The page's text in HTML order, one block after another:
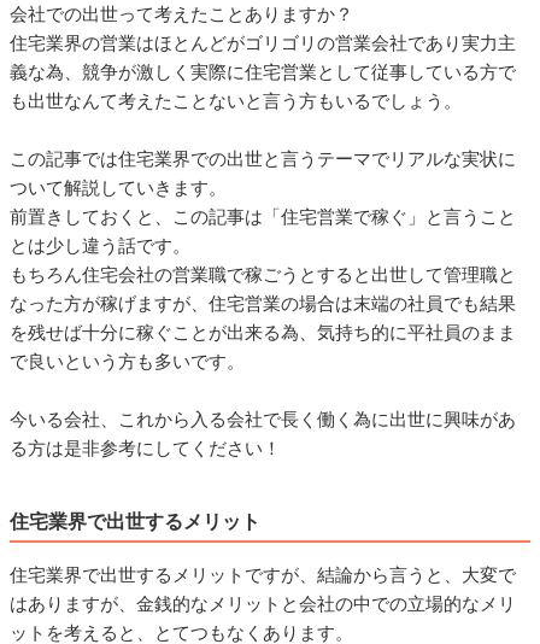
会社での出世って考えたことありますか？
住宅業界の営業はほとんどがゴリゴリの営業会社であり実力主
義な為、競争が激しく実際に住宅営業として従事している方で
も出世なんて考えたことないと言う方もいるでしょう。
この記事では住宅業界での出世と言うテーマでリアルな実状に
ついて解説していきます。
前置きしておくと、この記事は「住宅営業で稼ぐ」と言うこと
とは少し違う話です。
もちろん住宅会社の営業職で稼ごうとすると出世して管理職と
なった方が稼げますが、住宅営業の場合は末端の社員でも結果
を残せば十分に稼ぐことが出来る為、気持ち的に平社員のまま
で良いという方も多いです。
今いる会社、これから入る会社で長く働く為に出世に興味があ
る方は是非参考にしてください！
住宅業界で出世するメリット
住宅業界で出世するメリットですが、結論から言うと、大変で
はありますが、金銭的なメリットと会社の中での立場的なメリ
ットを考えると、とてつもなくあります。